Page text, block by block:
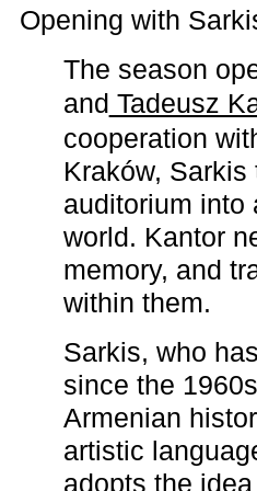
Opening with
The season
and Tadeusz
cooperation
Kraków, Sarkis
auditorium into
world. Kantor
memory, and
within them.
Sarkis, who
since the
Armenian
artistic
adopts the